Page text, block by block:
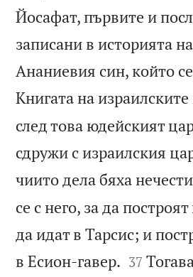
Йосафат, първите и
записани в историята
Ананиевия син, който
Книгата на
след това юдейският
сдружи с израилския
чиито дела бяха
се с него, за да
да идат в Тарсис; и
в Есион-гавер. 

37